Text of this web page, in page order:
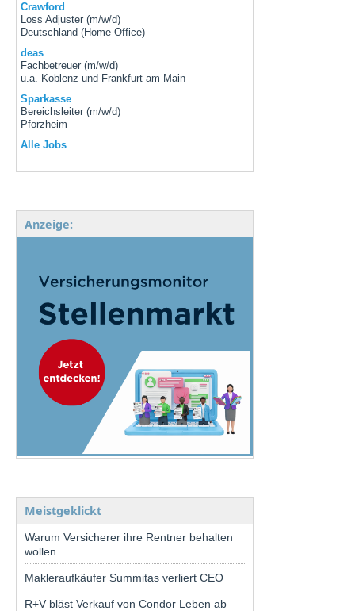
Crawford
Loss Adjuster (m/w/d)
Deutschland (Home Office)
deas
Fachbetreuer (m/w/d)
u.a. Koblenz und Frankfurt am Main
Sparkasse
Bereichsleiter (m/w/d)
Pforzheim
Alle Jobs
Anzeige:
Meistgeklickt
Warum Versicherer ihre Rentner behalten
wollen
Makleraufkäufer Summitas verliert CEO
R+V bläst Verkauf von Condor Leben ab